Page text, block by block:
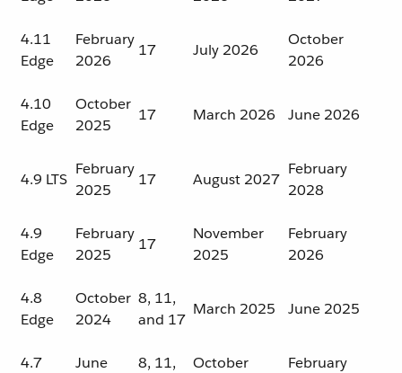
4.11
Edge
February
2026
17 July 2026
October
2026
4.10
Edge
October
2025
17 March 2026 June 2026
4.9 LTS
February
2025
17 August 2027
February
2028
4.9
Edge
February
2025
17
November
2025
February
2026
4.8
Edge
October
2024
8, 11,
and 17
March 2025 June 2025
4.7
June
8, 11,
October
February